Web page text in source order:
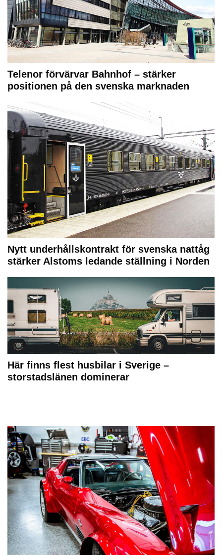
Telenor förvärvar Bahnhof – stärker
positionen på den svenska marknaden
Nytt underhållskontrakt för svenska nattåg
stärker Alstoms ledande ställning i Norden
Här finns flest husbilar i Sverige –
storstadslänen dominerar